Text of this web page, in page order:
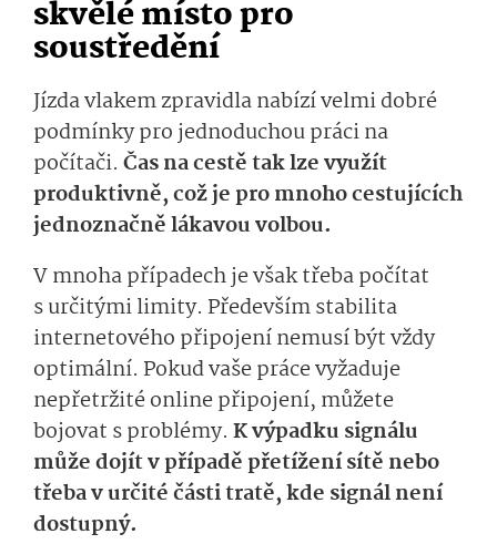
skvělé místo pro
soustředění
Jízda vlakem zpravidla nabízí velmi dobré
podmínky pro jednoduchou práci na
počítači. Čas na cestě tak lze využít
produktivně, což je pro mnoho cestujících
jednoznačně lákavou volbou.
V mnoha případech je však třeba počítat
s určitými limity. Především stabilita
internetového připojení nemusí být vždy
optimální. Pokud vaše práce vyžaduje
nepřetržité online připojení, můžete
bojovat s problémy. K výpadku signálu
může dojít v případě přetížení sítě nebo
třeba v určité části tratě, kde signál není
dostupný.